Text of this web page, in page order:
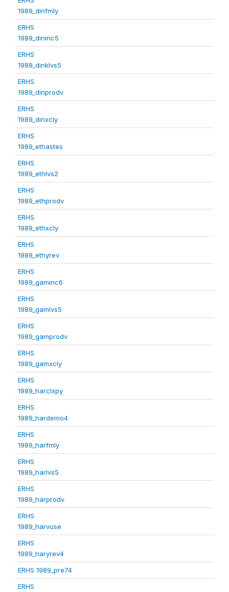
1989_dinfmly
ERHS
1989_dininc5
ERHS
1989_dinklvs5
ERHS
1989_dinprodv
ERHS
1989_dinxcly
ERHS
1989_ethastes
ERHS
1989_ethlvs2
ERHS
1989_ethprodv
ERHS
1989_ethxcly
ERHS
1989_ethyrev
ERHS
1989_gaminc6
ERHS
1989_gamlvs5
ERHS
1989_gamprodv
ERHS
1989_gamxcly
ERHS
1989_harclxpy
ERHS
1989_hardemo4
ERHS
1989_harfmly
ERHS
1989_harlvs5
ERHS
1989_harprodv
ERHS
1989_harvuse
ERHS
1989_haryrev4
ERHS 1989_pre74
ERHS